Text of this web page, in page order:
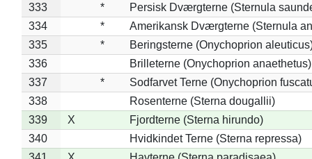
333
*
Persisk Dværgterne (Sternula
334
*
Amerikansk Dværgterne (Sternula
335
*
Beringsterne (Onychoprion
336
Brilleterne (Onychoprion anaethetus)
337
*
Sodfarvet Terne (Onychoprion
338
Rosenterne (Sterna dougallii)
339
X
Fjordterne (Sterna hirundo)
340
Hvidkindet Terne (Sterna repressa)